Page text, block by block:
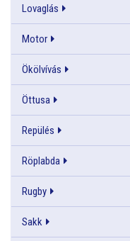
Lovaglás
Motor
Ökölvívás
Öttusa
Repülés
Röplabda
Rugby
Sakk